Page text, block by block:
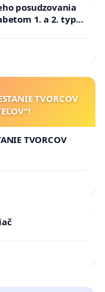
posudzovania
1. a 2. typu
TVORCOV
TVORCOV